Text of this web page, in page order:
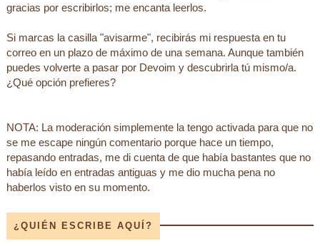
gracias por escribirlos; me encanta leerlos.
Si marcas la casilla "avisarme", recibirás mi respuesta en tu
correo en un plazo de máximo de una semana. Aunque también
puedes volverte a pasar por Devoim y descubrirla tú mismo/a.
¿Qué opción prefieres?
NOTA: La moderación simplemente la tengo activada para que no
se me escape ningún comentario porque hace un tiempo,
repasando entradas, me di cuenta de que había bastantes que no
había leído en entradas antiguas y me dio mucha pena no
haberlos visto en su momento.
¿QUIÉN ESCRIBE AQUÍ?